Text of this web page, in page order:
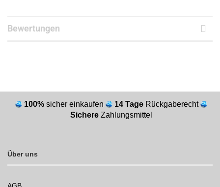
Bewertungen
100% sicher einkaufen 14 Tage Rückgaberecht
Sichere Zahlungsmittel
Über uns
AGB